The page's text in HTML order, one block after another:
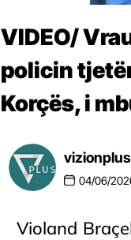
VIDEO/
policin
Korçës, i
04/06/
Violand